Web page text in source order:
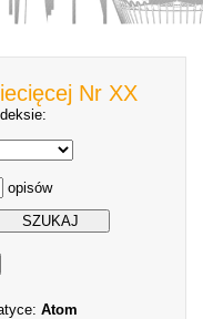
Nr XX
opisów
Atom